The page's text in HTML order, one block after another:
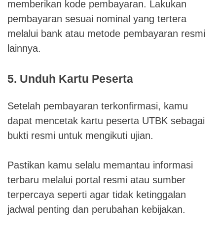
memberikan kode pembayaran. Lakukan
pembayaran sesuai nominal yang tertera
melalui bank atau metode pembayaran resmi
lainnya.
5. Unduh Kartu Peserta
Setelah pembayaran terkonfirmasi, kamu
dapat mencetak kartu peserta UTBK sebagai
bukti resmi untuk mengikuti ujian.
Pastikan kamu selalu memantau informasi
terbaru melalui portal resmi atau sumber
terpercaya seperti agar tidak ketinggalan
jadwal penting dan perubahan kebijakan.